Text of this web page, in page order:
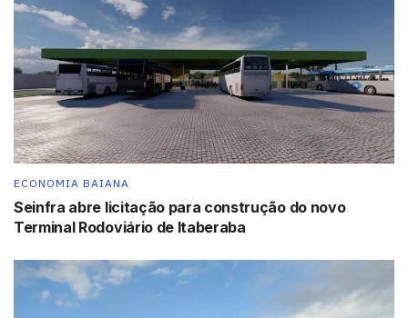
ECONOMIA BAIANA
Seinfra abre licitação para construção do novo
Terminal Rodoviário de Itaberaba